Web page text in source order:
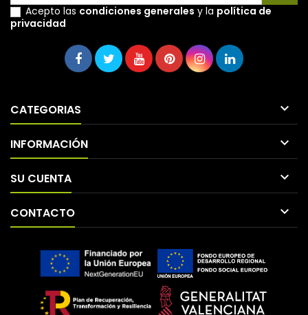
Acepto las condiciones generales y la política de
privacidad
CATEGORIAS 
INFORMACIÓN 
SU CUENTA 
CONTACTO 